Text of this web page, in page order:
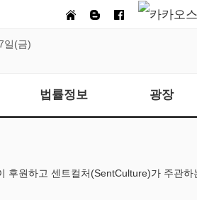
일(금)
법률정보 광장
원하고 센트컬처(SentCulture)가 주관하